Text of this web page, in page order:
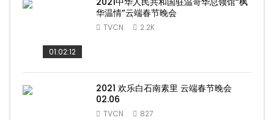
01:02:12
华温情”云端春节晚会
TVCN 2.2K
2021 欢乐白石南素里 云端春节晚会
02.06
TVCN 827